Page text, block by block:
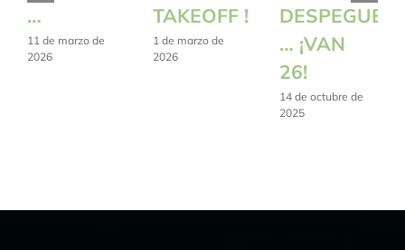
…
11 de marzo de
2026
TAKEOFF !
1 de marzo de
2026
DESPEGUE
… ¡VAN
26!
14 de octubre de
2025